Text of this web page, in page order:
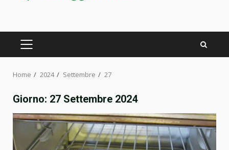
PRIMARY
Home 2024 Settembre 27
Giorno: 27 Settembre 2024